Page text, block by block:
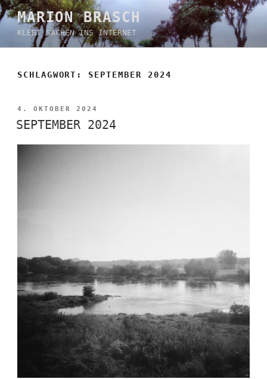
Zum
Inhalt
springen
MARION BRASCH
KLEBT SACHEN INS INTERNET
SCHLAGWORT: SEPTEMBER 2024
VERÖFFENTLICHT
AM
4. OKTOBER 2024
SEPTEMBER 2024